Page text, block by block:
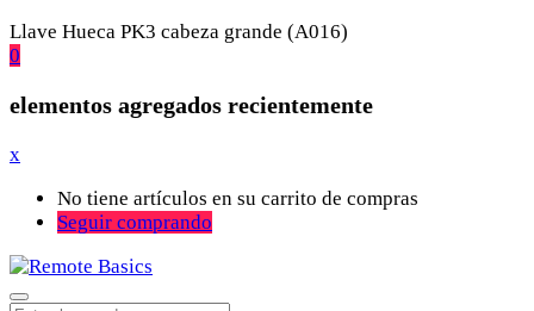
Llave Hueca PK3 cabeza grande (A016)
0
elementos agregados recientemente
x
No tiene artículos en su carrito de compras
Seguir comprando